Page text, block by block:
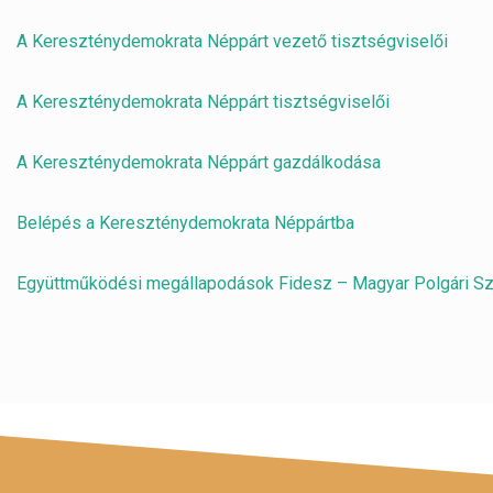
A Kereszténydemokrata Néppárt vezető tisztségviselői
A Kereszténydemokrata Néppárt tisztségviselői
A Kereszténydemokrata Néppárt gazdálkodása
Belépés a Kereszténydemokrata Néppártba
Együttműködési megállapodások Fidesz – Magyar Polgári